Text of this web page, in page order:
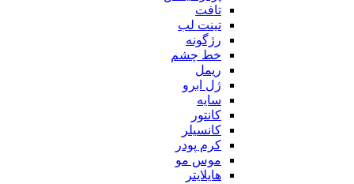
تافت
تینت لب
رژگونه
خط چشم
ریمل
ژل ابرو
سایه
کانتور
کانسیلر
کرم پودر
موس مو
هایلایتر